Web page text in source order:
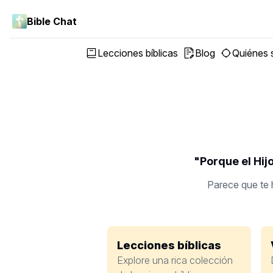
Bible Chat
Lecciones bíblicas Blog Quiénes
"Porque el
Parece que te
Lecciones bíblicas
Explore una rica colección